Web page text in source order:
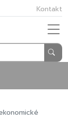
Kontakt